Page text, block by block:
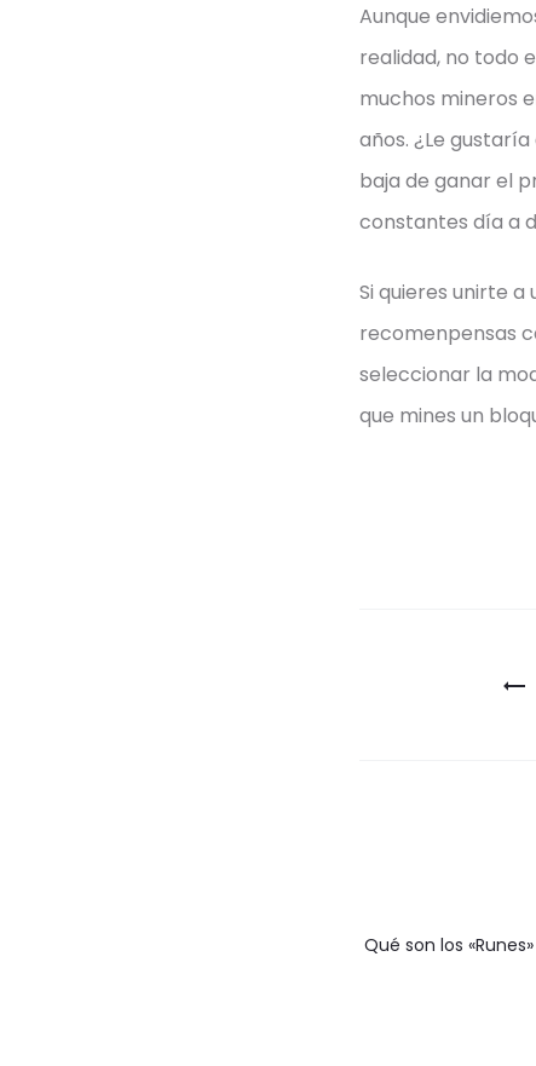
Aunque
realidad, no todo
muchos mineros
años. ¿Le
baja de ganar el
constantes día a
Si quieres unirte
recomenpensas
seleccionar la
que mines un
Qué son los